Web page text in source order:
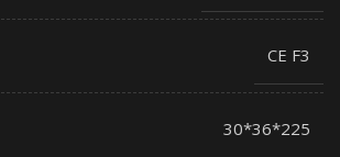
CE F3
30*36*225